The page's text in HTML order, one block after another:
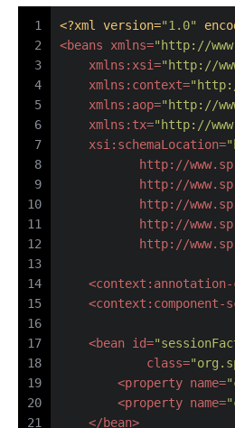
1
2
3
4
5
6
7
8
9
10
11
12
13
14
15
16
17
18
19
20
21
<?xml version="1.0"
<beans xmlns="http://
xmlns:xsi="http://
xmlns:context=
xmlns:aop="http://
xmlns:tx="http://
xsi:schemaLocation=
http://
http://
http://
http://
http://
<
<context:component-
<bean id=
class=
<property name=
<property name=
</bean>